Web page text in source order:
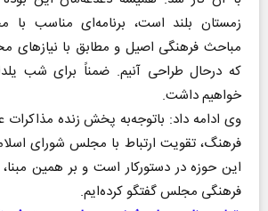
زمستان بلند است، برنامه‌ای مناسب
مباحث فرهنگی اصیل و مطابق با نیاز‌های
که درحال طراحی آنیم. ضمناً برای شب یلدا
خواهیم داشت.
وی ادامه داد: باتوجه‌به پخش زنده مذاکرات
فرهنگ، تقویت ارتباط با مجلس شورای
این حوزه در دستورکار است و بر همین
فرهنگی مجلس گفتگو کرده‌ایم.